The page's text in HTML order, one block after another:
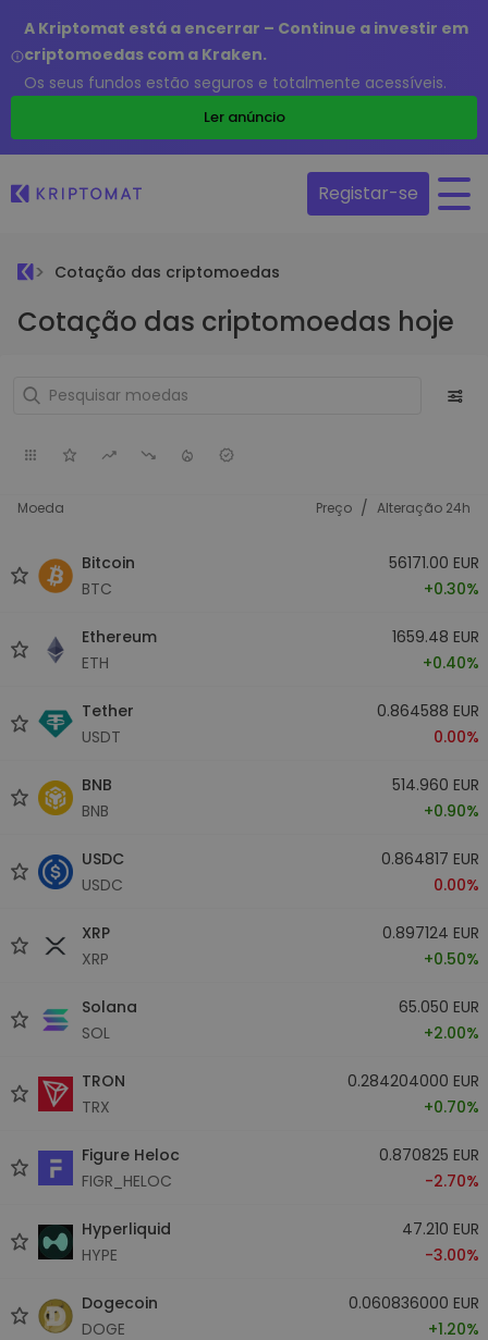
A Kriptomat está a encerrar – Continue a investir em
criptomoedas com a Kraken.
Os seus fundos estão seguros e totalmente acessíveis.
Ler anúncio
Registar-se
Cotação das criptomoedas
Cotação das criptomoedas hoje
Moeda Preço / Alteração 24h
Bitcoin
BTC
56171.00 EUR
+0.30%
Ethereum
ETH
1659.48 EUR
+0.40%
Tether
USDT
0.864588 EUR
0.00%
BNB
BNB
514.960 EUR
+0.90%
USDC
USDC
0.864817 EUR
0.00%
XRP
XRP
0.897124 EUR
+0.50%
Solana
SOL
65.050 EUR
+2.00%
TRON
TRX
0.284204000 EUR
+0.70%
Figure Heloc
FIGR_HELOC
0.870825 EUR
-2.70%
Hyperliquid
HYPE
47.210 EUR
-3.00%
Dogecoin
DOGE
0.060836000 EUR
+1.20%